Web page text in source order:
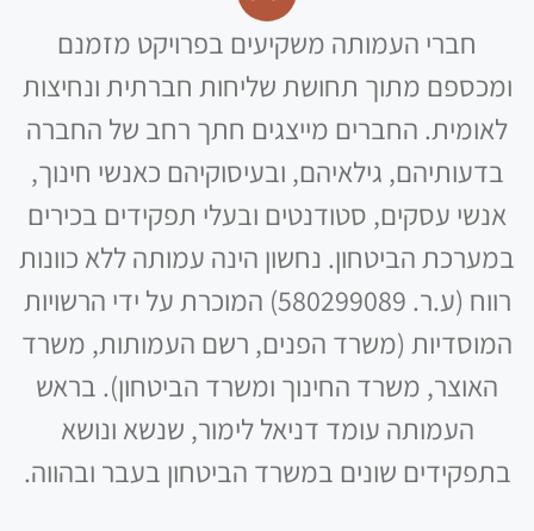
חברי העמותה משקיעים בפרויקט מזמנם
ומכספם מתוך תחושת שליחות חברתית ונחיצות
לאומית. החברים מייצגים חתך רחב של החברה
בדעותיהם, גילאיהם, ובעיסוקיהם כאנשי חינוך,
אנשי עסקים, סטודנטים ובעלי תפקידים בכירים
במערכת הביטחון. נחשון הינה עמותה ללא כוונות
רווח (ע.ר. 580299089) המוכרת על ידי הרשויות
המוסדיות (משרד הפנים, רשם העמותות, משרד
האוצר, משרד החינוך ומשרד הביטחון). בראש
העמותה עומד דניאל לימור, שנשא ונושא
בתפקידים שונים במשרד הביטחון בעבר ובהווה.